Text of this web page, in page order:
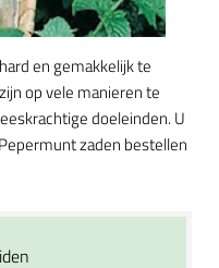
en gemakkelijk te
op vele manieren te
doeleinden. U
zaden bestellen